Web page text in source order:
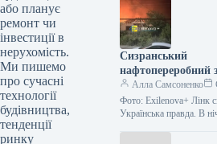
або планує
ремонт чи
інвестиції в
нерухомість.
Ми пишемо
про сучасні
технології
будівництва,
тенденції
ринку
Міндіча”, Юлія
посаду виконувачки
члена…
Сизранський
нафтопереробний
піддався атаці, що
до займання.
Алла Самсоненко
Фото: Exilenova+ Лінк
Українська правда. В